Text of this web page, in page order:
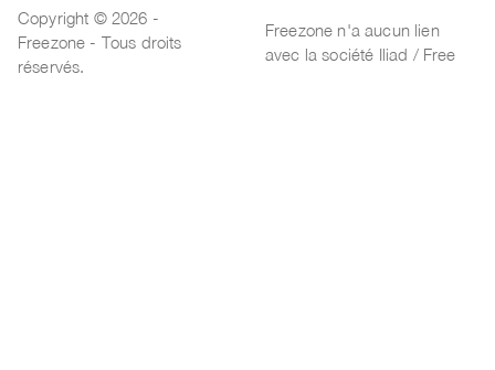
Copyright © 2026 -
Freezone - Tous droits
réservés.
Freezone n'a aucun lien
avec la société Iliad / Free